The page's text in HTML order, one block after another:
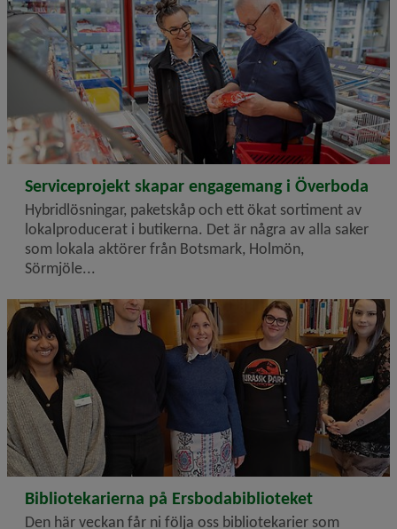
2023-04-28
Serviceprojekt skapar engagemang i Överboda
Hybridlösningar, paketskåp och ett ökat sortiment av
lokalproducerat i butikerna. Det är några av alla saker
som lokala aktörer från Botsmark, Holmön,
Sörmjöle...
2023-04-28
Bibliotekarierna på Ersbodabiblioteket
Den här veckan får ni följa oss bibliotekarier som